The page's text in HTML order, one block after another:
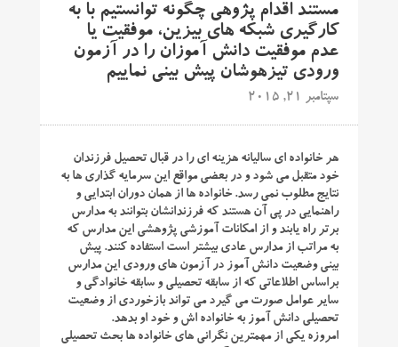
مستند اقدام پژوهی چگونه توانستیم با به
کارگیری شبکه های بیزین، موفقیت یا
عدم موفقیت دانش آموزان را در آزمون
ورودی تیزهوشان پیش بینی نماییم
سپتامبر 21, 2015
هر خانواده ای سالیانه هزینه ای را در قبال تحصیل فرزندان
خود متقبل می شود و در بعضی مواقع این سرمایه گذاری ها به
نتایج مطلوب نمی رسد. خانواده ها از همان دوران ابتدایی و
راهنمایی در پی آن هستند که فرزندانشان بتوانند به مدارس
برتر راه یابند و از امکانات آموزشی پژوهشی این مدارس که
به مراتب از مدارس عادی بیشتر است استفاده کنند. پیش
بینی وضعیت دانش آموز در آزمون های ورودی این مدارس
براساس اطلاعاتی که از سابقه تحصیلی و سابقه خانوادگی و
سایر عوامل صورت می گیرد می تواند بازخوردی از وضعیت
تحصیلی دانش آموز به خانواده اش و خود او بدهد.
امروزه یکی از مهمترین نگرانی های خانواده ها بحث تحصیلی